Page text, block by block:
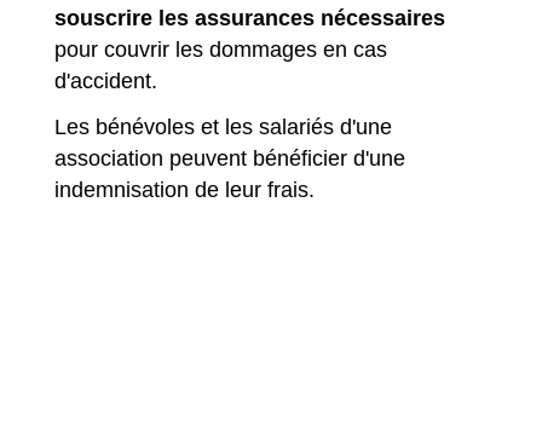
souscrire les assurances nécessaires
pour couvrir les dommages en cas
d'accident.
Les bénévoles et les salariés d'une
association peuvent bénéficier d'une
indemnisation de leur frais.